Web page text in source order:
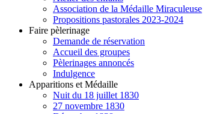
Association de la Médaille Miraculeuse
Propositions pastorales 2023-2024
Faire pèlerinage
Demande de réservation
Accueil des groupes
Pèlerinages annoncés
Indulgence
Apparitions et Médaille
Nuit du 18 juillet 1830
27 novembre 1830